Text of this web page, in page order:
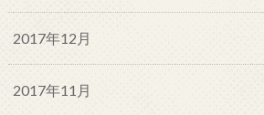
2017年12月
2017年11月